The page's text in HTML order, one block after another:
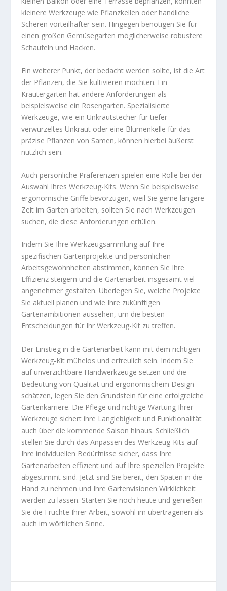
kleinere Werkzeuge wie Pflanzkellen oder handliche
Scheren vorteilhafter sein. Hingegen benötigen Sie für
einen großen Gemüsegarten möglicherweise robustere
Schaufeln und Hacken.
Ein weiterer Punkt, der bedacht werden sollte, ist die Art
der Pflanzen, die Sie kultivieren möchten. Ein
Kräutergarten hat andere Anforderungen als
beispielsweise ein Rosengarten. Spezialisierte
Werkzeuge, wie ein Unkrautstecher für tiefer
verwurzeltes Unkraut oder eine Blumenkelle für das
präzise Pflanzen von Samen, können hierbei äußerst
nützlich sein.
Auch persönliche Präferenzen spielen eine Rolle bei der
Auswahl Ihres Werkzeug-Kits. Wenn Sie beispielsweise
ergonomische Griffe bevorzugen, weil Sie gerne längere
Zeit im Garten arbeiten, sollten Sie nach Werkzeugen
suchen, die diese Anforderungen erfüllen.
Indem Sie Ihre Werkzeugsammlung auf Ihre
spezifischen Gartenprojekte und persönlichen
Arbeitsgewohnheiten abstimmen, können Sie Ihre
Effizienz steigern und die Gartenarbeit insgesamt viel
angenehmer gestalten. Überlegen Sie, welche Projekte
Sie aktuell planen und wie Ihre zukünftigen
Gartenambitionen aussehen, um die besten
Entscheidungen für Ihr Werkzeug-Kit zu treffen.
Der Einstieg in die Gartenarbeit kann mit dem richtigen
Werkzeug-Kit mühelos und erfreulich sein. Indem Sie
auf unverzichtbare Handwerkzeuge setzen und die
Bedeutung von Qualität und ergonomischem Design
schätzen, legen Sie den Grundstein für eine erfolgreiche
Gartenkarriere. Die Pflege und richtige Wartung Ihrer
Werkzeuge sichert ihre Langlebigkeit und Funktionalität
auch über die kommende Saison hinaus. Schließlich
stellen Sie durch das Anpassen des Werkzeug-Kits auf
Ihre individuellen Bedürfnisse sicher, dass Ihre
Gartenarbeiten effizient und auf Ihre speziellen Projekte
abgestimmt sind. Jetzt sind Sie bereit, den Spaten in die
Hand zu nehmen und Ihre Gartenvisionen Wirklichkeit
werden zu lassen. Starten Sie noch heute und genießen
Sie die Früchte Ihrer Arbeit, sowohl im übertragenen als
auch im wörtlichen Sinne.